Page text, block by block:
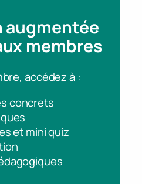
membres
accédez à :
concrets
et mini quiz